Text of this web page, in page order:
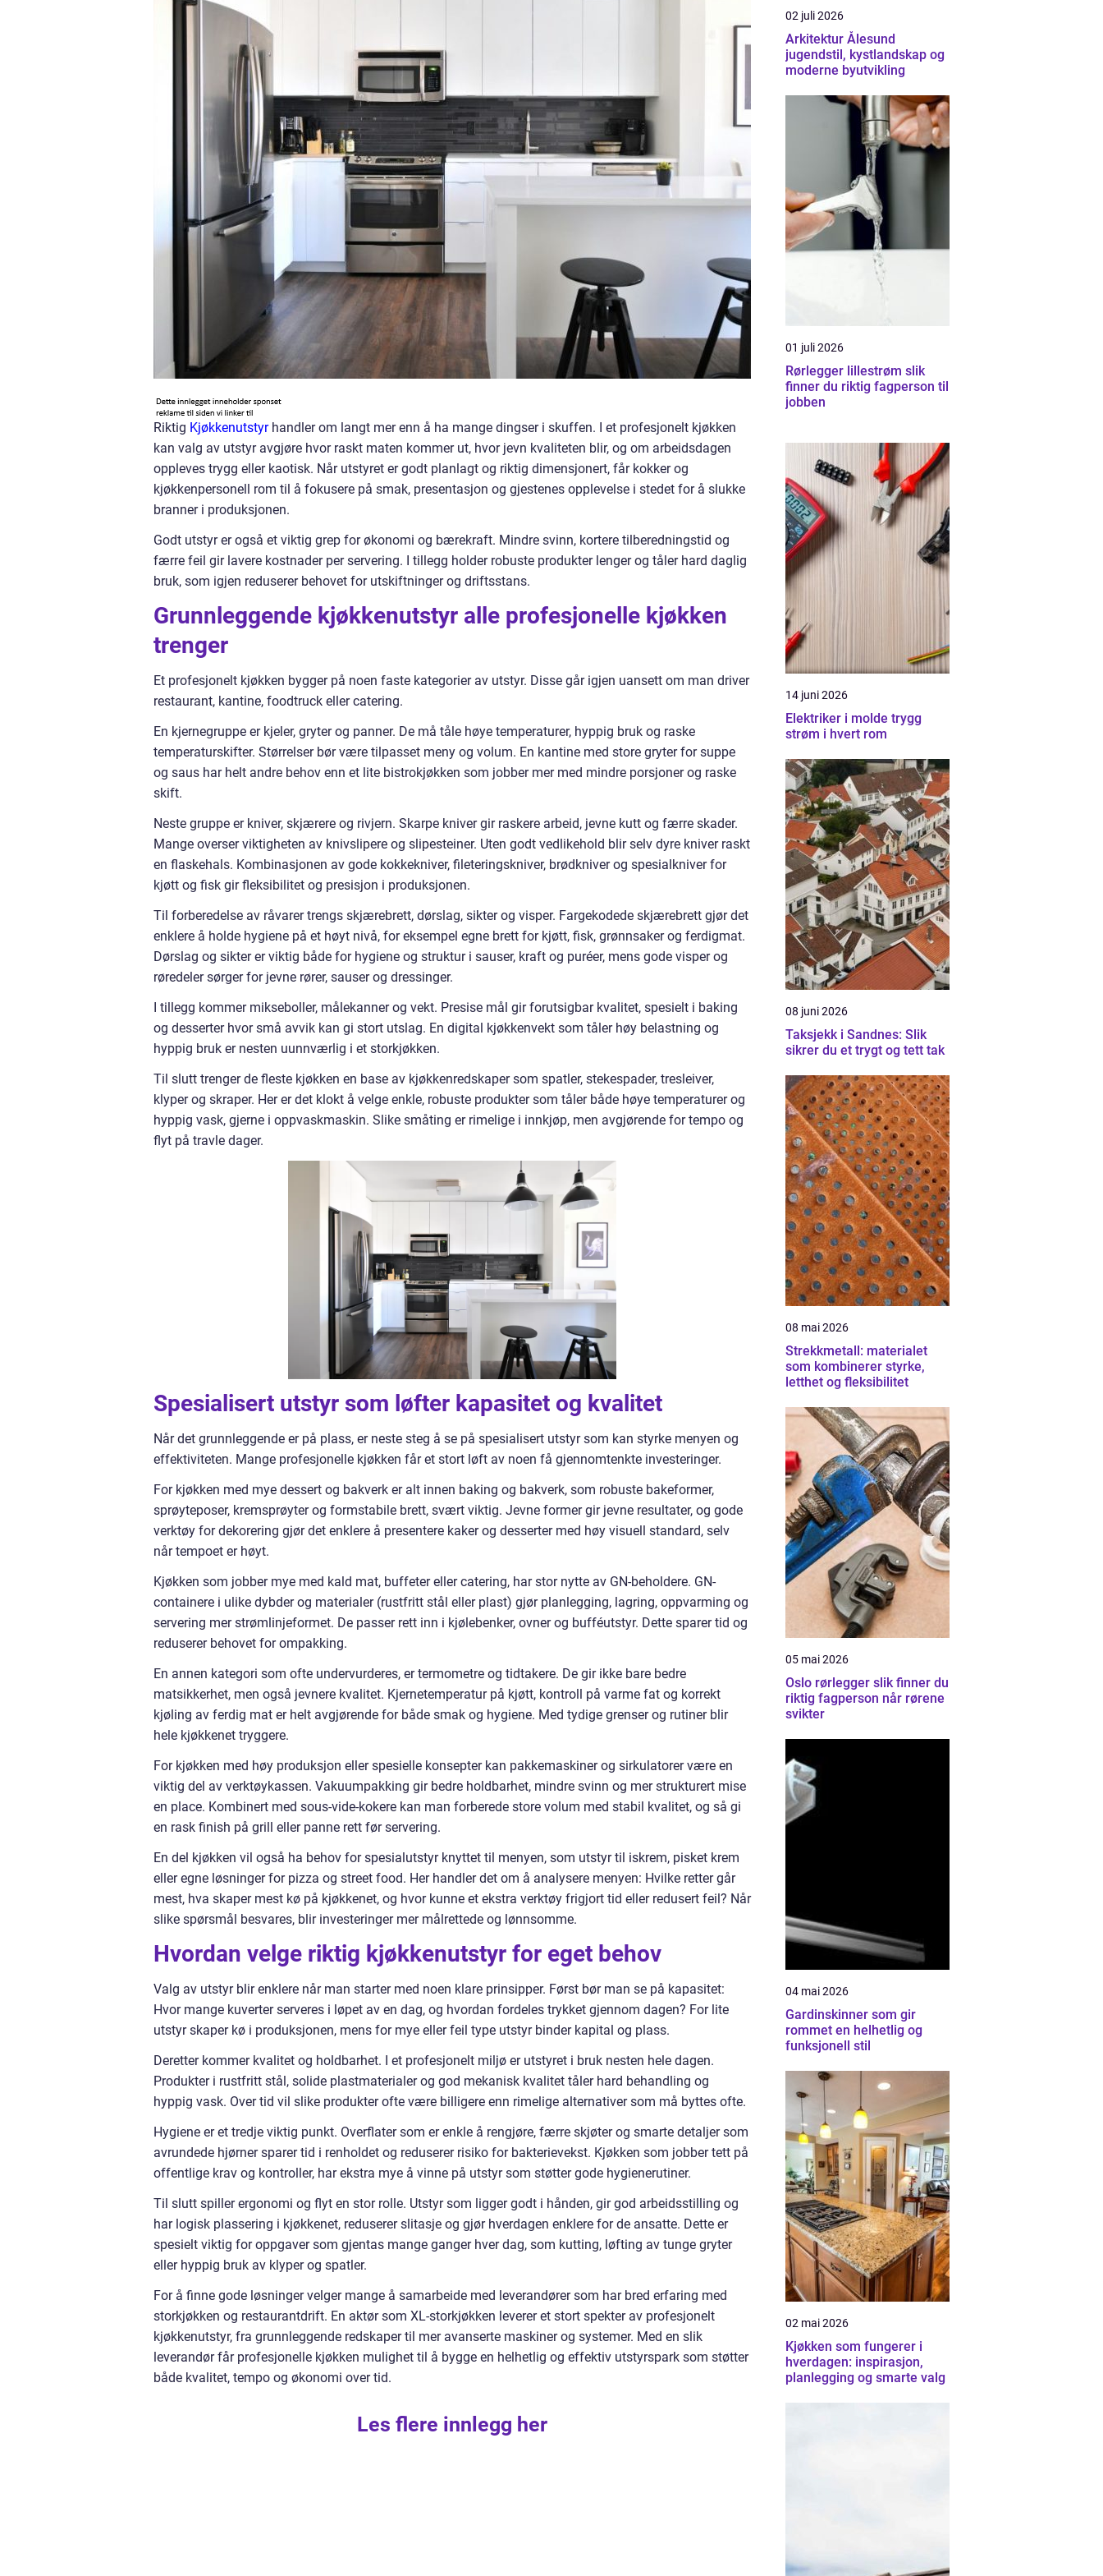
Riktig Kjøkkenutstyrhandler om langt mer enn å ha mange dingser i skuffen. I et profesjonelt kjøkken
kan valg av utstyr avgjøre hvor raskt maten kommer ut, hvor jevn kvaliteten blir, og om arbeidsdagen
oppleves trygg eller kaotisk. Når utstyret er godt planlagt og riktig dimensjonert, får kokker og
kjøkkenpersonell rom til å fokusere på smak, presentasjon og gjestenes opplevelse i stedet for å slukke
branner i produksjonen.
Godt utstyr er også et viktig grep for økonomi og bærekraft. Mindre svinn, kortere tilberedningstid og
færre feil gir lavere kostnader per servering. I tillegg holder robuste produkter lenger og tåler hard daglig
bruk, som igjen reduserer behovet for utskiftninger og driftsstans.
Grunnleggende kjøkkenutstyr alle profesjonelle kjøkken
trenger
Et profesjonelt kjøkken bygger på noen faste kategorier av utstyr. Disse går igjen uansett om man driver
restaurant, kantine, foodtruck eller catering.
En kjernegruppe er kjeler, gryter og panner. De må tåle høye temperaturer, hyppig bruk og raske
temperaturskifter. Størrelser bør være tilpasset meny og volum. En kantine med store gryter for suppe
og saus har helt andre behov enn et lite bistrokjøkken som jobber mer med mindre porsjoner og raske
skift.
Neste gruppe er kniver, skjærere og rivjern. Skarpe kniver gir raskere arbeid, jevne kutt og færre skader.
Mange overser viktigheten av knivslipere og slipesteiner. Uten godt vedlikehold blir selv dyre kniver raskt
en flaskehals. Kombinasjonen av gode kokkekniver, fileteringskniver, brødkniver og spesialkniver for
kjøtt og fisk gir fleksibilitet og presisjon i produksjonen.
Til forberedelse av råvarer trengs skjærebrett, dørslag, sikter og visper. Fargekodede skjærebrett gjør det
enklere å holde hygiene på et høyt nivå, for eksempel egne brett for kjøtt, fisk, grønnsaker og ferdigmat.
Dørslag og sikter er viktig både for hygiene og struktur i sauser, kraft og puréer, mens gode visper og
røredeler sørger for jevne rører, sauser og dressinger.
I tillegg kommer mikseboller, målekanner og vekt. Presise mål gir forutsigbar kvalitet, spesielt i baking
og desserter hvor små avvik kan gi stort utslag. En digital kjøkkenvekt som tåler høy belastning og
hyppig bruk er nesten uunnværlig i et storkjøkken.
Til slutt trenger de fleste kjøkken en base av kjøkkenredskaper som spatler, stekespader, tresleiver,
klyper og skraper. Her er det klokt å velge enkle, robuste produkter som tåler både høye temperaturer og
hyppig vask, gjerne i oppvaskmaskin. Slike småting er rimelige i innkjøp, men avgjørende for tempo og
flyt på travle dager.
Spesialisert utstyr som løfter kapasitet og kvalitet
Når det grunnleggende er på plass, er neste steg å se på spesialisert utstyr som kan styrke menyen og
effektiviteten. Mange profesjonelle kjøkken får et stort løft av noen få gjennomtenkte investeringer.
For kjøkken med mye dessert og bakverk er alt innen baking og bakverk, som robuste bakeformer,
sprøyteposer, kremsprøyter og formstabile brett, svært viktig. Jevne former gir jevne resultater, og gode
verktøy for dekorering gjør det enklere å presentere kaker og desserter med høy visuell standard, selv
når tempoet er høyt.
Kjøkken som jobber mye med kald mat, buffeter eller catering, har stor nytte av GN-beholdere. GN-
containere i ulike dybder og materialer (rustfritt stål eller plast) gjør planlegging, lagring, oppvarming og
servering mer strømlinjeformet. De passer rett inn i kjølebenker, ovner og bufféutstyr. Dette sparer tid og
reduserer behovet for ompakking.
En annen kategori som ofte undervurderes, er termometre og tidtakere. De gir ikke bare bedre
matsikkerhet, men også jevnere kvalitet. Kjernetemperatur på kjøtt, kontroll på varme fat og korrekt
kjøling av ferdig mat er helt avgjørende for både smak og hygiene. Med tydige grenser og rutiner blir
hele kjøkkenet tryggere.
For kjøkken med høy produksjon eller spesielle konsepter kan pakkemaskiner og sirkulatorer være en
viktig del av verktøykassen. Vakuumpakking gir bedre holdbarhet, mindre svinn og mer strukturert mise
en place. Kombinert med sous-vide-kokere kan man forberede store volum med stabil kvalitet, og så gi
en rask finish på grill eller panne rett før servering.
En del kjøkken vil også ha behov for spesialutstyr knyttet til menyen, som utstyr til iskrem, pisket krem
eller egne løsninger for pizza og street food. Her handler det om å analysere menyen: Hvilke retter går
mest, hva skaper mest kø på kjøkkenet, og hvor kunne et ekstra verktøy frigjort tid eller redusert feil? Når
slike spørsmål besvares, blir investeringer mer målrettede og lønnsomme.
Hvordan velge riktig kjøkkenutstyr for eget behov
Valg av utstyr blir enklere når man starter med noen klare prinsipper. Først bør man se på kapasitet:
Hvor mange kuverter serveres i løpet av en dag, og hvordan fordeles trykket gjennom dagen? For lite
utstyr skaper kø i produksjonen, mens for mye eller feil type utstyr binder kapital og plass.
Deretter kommer kvalitet og holdbarhet. I et profesjonelt miljø er utstyret i bruk nesten hele dagen.
Produkter i rustfritt stål, solide plastmaterialer og god mekanisk kvalitet tåler hard behandling og
hyppig vask. Over tid vil slike produkter ofte være billigere enn rimelige alternativer som må byttes ofte.
Hygiene er et tredje viktig punkt. Overflater som er enkle å rengjøre, færre skjøter og smarte detaljer som
avrundede hjørner sparer tid i renholdet og reduserer risiko for bakterievekst. Kjøkken som jobber tett på
offentlige krav og kontroller, har ekstra mye å vinne på utstyr som støtter gode hygienerutiner.
Til slutt spiller ergonomi og flyt en stor rolle. Utstyr som ligger godt i hånden, gir god arbeidsstilling og
har logisk plassering i kjøkkenet, reduserer slitasje og gjør hverdagen enklere for de ansatte. Dette er
spesielt viktig for oppgaver som gjentas mange ganger hver dag, som kutting, løfting av tunge gryter
eller hyppig bruk av klyper og spatler.
For å finne gode løsninger velger mange å samarbeide med leverandører som har bred erfaring med
storkjøkken og restaurantdrift. En aktør som XL-storkjøkken leverer et stort spekter av profesjonelt
kjøkkenutstyr, fra grunnleggende redskaper til mer avanserte maskiner og systemer. Med en slik
leverandør får profesjonelle kjøkken mulighet til å bygge en helhetlig og effektiv utstyrspark som støtter
både kvalitet, tempo og økonomi over tid.
Les flere innlegg her
02 juli 2026
Arkitektur Ålesund
jugendstil, kystlandskap og
moderne byutvikling
01 juli 2026
Rørlegger lillestrøm slik
finner du riktig fagperson til
jobben
14 juni 2026
Elektriker i molde trygg
strøm i hvert rom
08 juni 2026
Taksjekk i Sandnes: Slik
sikrer du et trygt og tett tak
08 mai 2026
Strekkmetall: materialet
som kombinerer styrke,
letthet og fleksibilitet
05 mai 2026
Oslo rørlegger slik finner du
riktig fagperson når rørene
svikter
04 mai 2026
Gardinskinner som gir
rommet en helhetlig og
funksjonell stil
02 mai 2026
Kjøkken som fungerer i
hverdagen: inspirasjon,
planlegging og smarte valg